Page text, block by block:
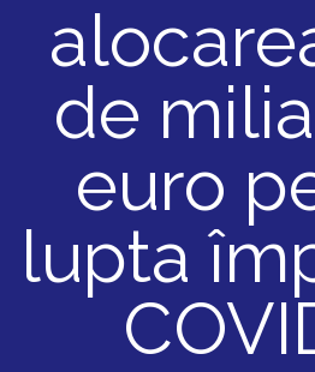
de
euro
lupta